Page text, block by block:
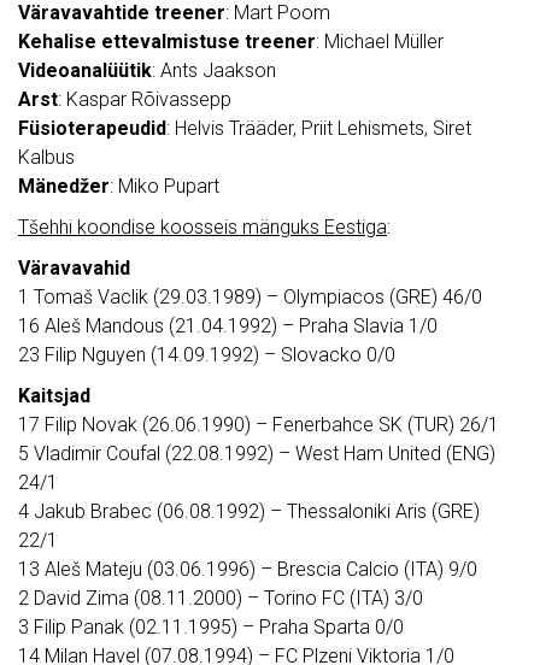
Väravavahtide treener: Mart Poom
Kehalise ettevalmistuse treener: Michael Müller
Videoanalüütik: Ants Jaakson
Arst: Kaspar Rõivassepp
Füsioterapeudid: Helvis Trääder, Priit Lehismets, Siret
Kalbus
Mänedžer: Miko Pupart
Tšehhi koondise koosseis mänguks Eestiga:
Väravavahid
1 Tomaš Vaclik (29.03.1989) – Olympiacos (GRE) 46/0
16 Aleš Mandous (21.04.1992) – Praha Slavia 1/0
23 Filip Nguyen (14.09.1992) – Slovacko 0/0
Kaitsjad
17 Filip Novak (26.06.1990) – Fenerbahce SK (TUR) 26/1
5 Vladimir Coufal (22.08.1992) – West Ham United (ENG)
24/1
4 Jakub Brabec (06.08.1992) – Thessaloniki Aris (GRE)
22/1
13 Aleš Mateju (03.06.1996) – Brescia Calcio (ITA) 9/0
2 David Zima (08.11.2000) – Torino FC (ITA) 3/0
3 Filip Panak (02.11.1995) – Praha Sparta 0/0
14 Milan Havel (07.08.1994) – FC Plzeni Viktoria 1/0